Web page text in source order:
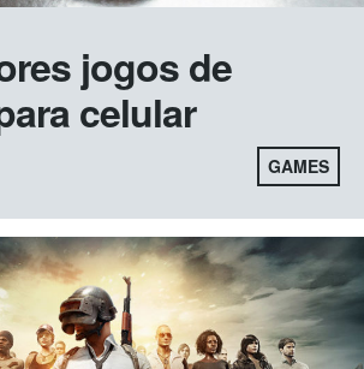
jogos de
celular
GAMES